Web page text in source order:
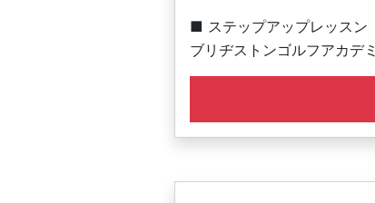
■ ステップアップレッスン
ブリヂストンゴルフアカデ
もっと楽しみたい人、プロ
・少人数制で充実したレッ
・7名定員の少人数制レッ